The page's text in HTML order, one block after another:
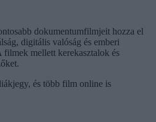
dokumentumfilmjeit hozza el
digitális valóság és emberi
filmek mellett kerekasztalok és
és több film online is